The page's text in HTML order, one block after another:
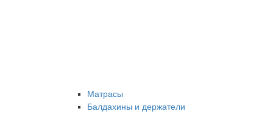
Матрасы
Балдахины и держатели